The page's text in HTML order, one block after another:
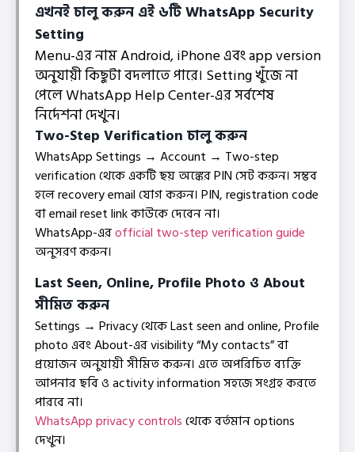
এখনই চালু করুন এই ৬টি WhatsApp Security
Setting
Menu-এর নাম Android, iPhone এবং app version
অনুযায়ী কিছুটা বদলাতে পারে। Setting খুঁজে না
পেলে WhatsApp Help Center-এর সর্বশেষ
নির্দেশনা দেখুন।
Two-Step Verification চালু করুন
WhatsApp Settings → Account → Two-step
verification থেকে একটি ছয় অঙ্কের PIN সেট করুন। সম্ভব
হলে recovery email যোগ করুন। PIN, registration code
বা email reset link কাউকে দেবেন না।
WhatsApp-এরofficial two-step verification guide
অনুসরণ করুন।
Last Seen, Online, Profile Photo ও About
সীমিত করুন
Settings → Privacy থেকে Last seen and online, Profile
photo এবং About-এর visibility “My contacts” বা
প্রয়োজন অনুযায়ী সীমিত করুন। এতে অপরিচিত ব্যক্তি
আপনার ছবি ও activity information সহজে সংগ্রহ করতে
পারবে না।
WhatsApp privacy controlsথেকে বর্তমান options
দেখুন।